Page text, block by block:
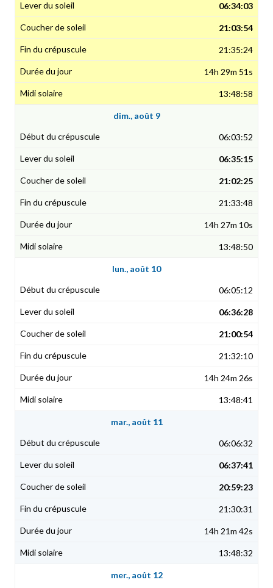
06:34:03
21:03:54
21:35:24
14h 29m 51s
13:48:58
dim., août 9
06:03:52
06:35:15
21:02:25
21:33:48
14h 27m 10s
13:48:50
lun., août 10
06:05:12
06:36:28
21:00:54
21:32:10
14h 24m 26s
13:48:41
mar., août 11
06:06:32
06:37:41
20:59:23
21:30:31
14h 21m 42s
13:48:32
mer., août 12